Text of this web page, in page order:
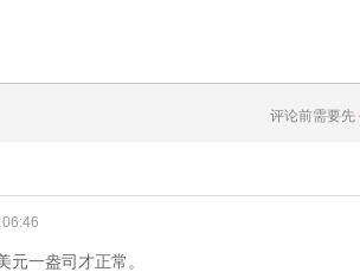
评论前需要先
元一盎司才正常。